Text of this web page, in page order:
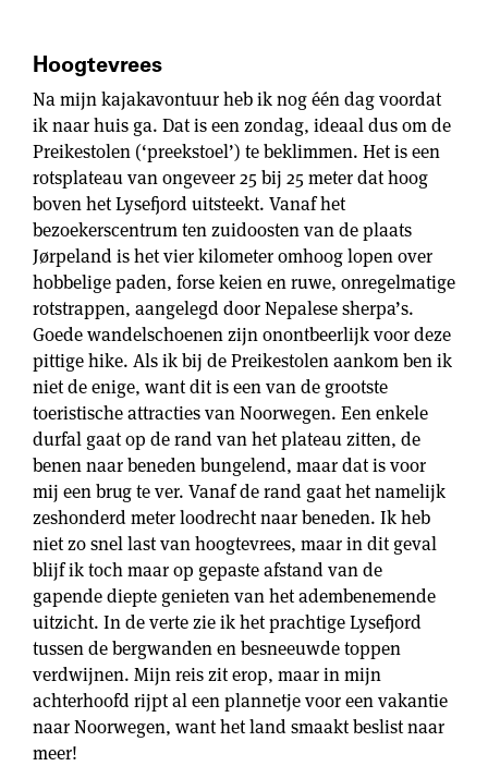
Hoogtevrees
Na mijn kajakavontuur heb ik nog één dag voordat
ik naar huis ga. Dat is een zondag, ideaal dus om de
Preikestolen (‘preekstoel’) te beklimmen. Het is een
rotsplateau van ongeveer 25 bij 25 meter dat hoog
boven het Lysefjord uitsteekt. Vanaf het
bezoekerscentrum ten zuidoosten van de plaats
Jørpeland is het vier kilometer omhoog lopen over
hobbelige paden, forse keien en ruwe, onregelmatige
rotstrappen, aangelegd door Nepalese sherpa’s.
Goede wandelschoenen zijn onontbeerlijk voor deze
pittige hike. Als ik bij de Preikestolen aankom ben ik
niet de enige, want dit is een van de grootste
toeristische attracties van Noorwegen. Een enkele
durfal gaat op de rand van het plateau zitten, de
benen naar beneden bungelend, maar dat is voor
mij een brug te ver. Vanaf de rand gaat het namelijk
zeshonderd meter loodrecht naar beneden. Ik heb
niet zo snel last van hoogtevrees, maar in dit geval
blijf ik toch maar op gepaste afstand van de
gapende diepte genieten van het adembenemende
uitzicht. In de verte zie ik het prachtige Lysefjord
tussen de bergwanden en besneeuwde toppen
verdwijnen. Mijn reis zit erop, maar in mijn
achterhoofd rijpt al een plannetje voor een vakantie
naar Noorwegen, want het land smaakt beslist naar
meer!